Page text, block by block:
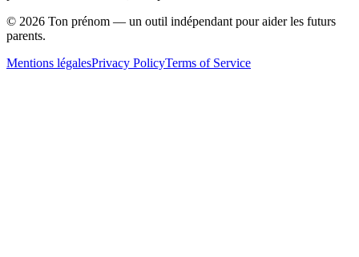
© 2026 Ton prénom — un outil indépendant pour aider les futurs
parents.
Mentions légalesPrivacy PolicyTerms of Service